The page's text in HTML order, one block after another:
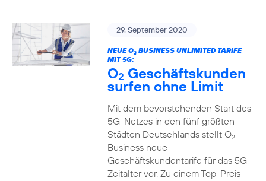
29. September 2020
NEUE O2BUSINESS UNLIMITED TARIFE
MIT 5G:
O2 Geschäftskunden
surfen ohne Limit
Mit dem bevorstehenden Start des
5G-Netzes in den fünf größten
Städten Deutschlands stellt O2
Business neue
Geschäftskundentarife für das 5G-
Zeitalter vor. Zu einem Top-Preis-